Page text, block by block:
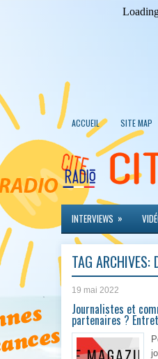
ACCUEIL SITE MAP
INTERVIEWS »
TAG ARCHIVES:
19 mai 2022
Journalistes et
partenaires ?